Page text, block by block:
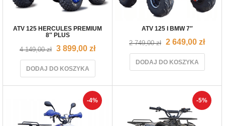
ATV 125 HERCULES PREMIUM
8″ PLUS
4 149,00zł 3 899,00 zł
DODAJ DO KOSZYKA
ATV 125 I BMW 7″
2 749,00zł 2 649,00 zł
DODAJ DO KOSZYKA
-4% -5%